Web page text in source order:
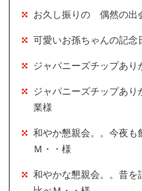
お久し振りの 偶然の出
可愛いお孫ちゃんの記念
ジャパニーズチップあ
ジャパニーズチップあり
業様
和やか懇親会。。今夜も
Ｍ・・様
和やかな懇親会。。昔を